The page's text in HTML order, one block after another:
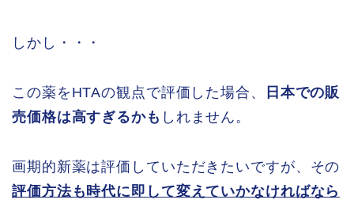
しかし・・・
この薬をHTAの観点で評価した場合、
日本での販
売価格は高すぎるかも しれません。
画期的新薬は評価していただきたいですが、その
評価方法も時代に即して変えていかなければなら